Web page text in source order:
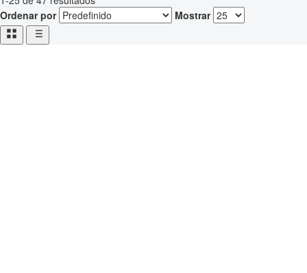
Ordenar por
Mostrar